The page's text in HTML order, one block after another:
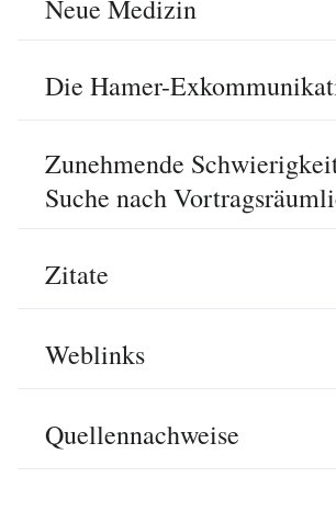
Neue Medizin
Die Hamer-
Zunehmende
Suche nach
Zitate
Weblinks
Quellennachweise